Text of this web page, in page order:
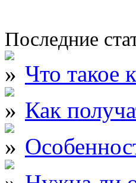
Последние
Что такое
Как